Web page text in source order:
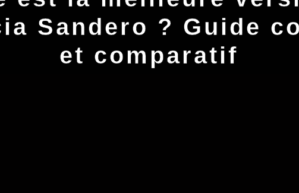
Sandero ? Guide
et comparatif